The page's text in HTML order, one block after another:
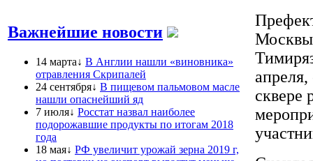
Важнейшие новости
14 марта↓ В Англии нашли «виновника»
отравления Скрипалей
24 сентября↓ В пищевом пальмовом масле
нашли опаснейший яд
7 июля↓ Росстат назвал наиболее
подорожавшие продукты по итогам 2018
года
18 мая↓ РФ увеличит урожай зерна 2019 г,
Москвы
апреля,
сквере